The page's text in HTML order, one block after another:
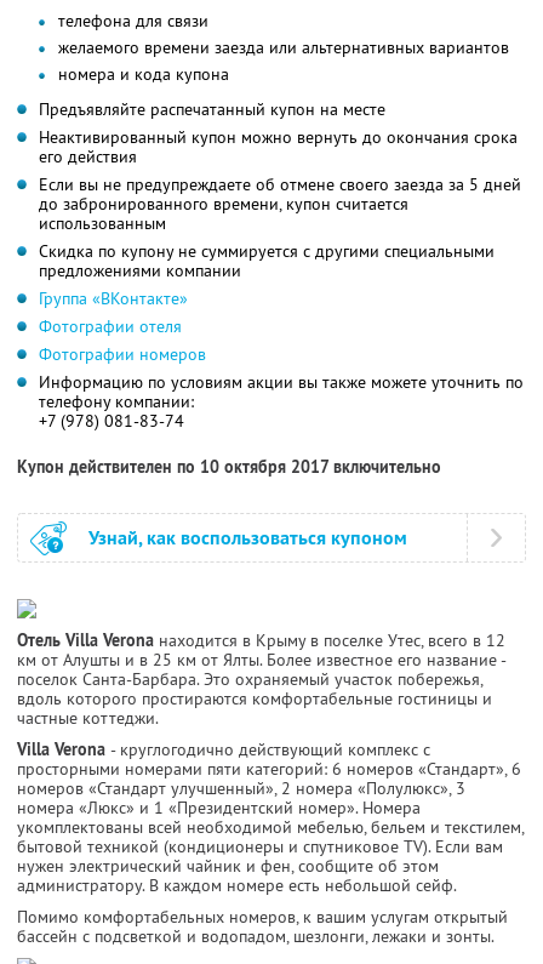
телефона для связи
желаемого времени заезда или альтернативных вариантов
номера и кода купона
Предъявляйте распечатанный купон на месте
Неактивированный купон можно вернуть до окончания срока
его действия
Если вы не предупреждаете об отмене своего заезда за 5 дней
до забронированного времени, купон считается
использованным
Скидка по купону не суммируется с другими специальными
предложениями компании
Группа «ВКонтакте»
Фотографии отеля
Фотографии номеров
Информацию по условиям акции вы также можете уточнить по
телефону компании:
+7 (978) 081-83-74
Купон действителен по 10 октября 2017 включительно
Узнай, как воспользоваться купоном
Отель Villa Verona находится в Крыму в поселке Утес, всего в 12
км от Алушты и в 25 км от Ялты. Более известное его название -
поселок Санта-Барбара. Это охраняемый участок побережья,
вдоль которого простираются комфортабельные гостиницы и
частные коттеджи.
Villa Verona - круглогодично действующий комплекс с
просторными номерами пяти категорий: 6 номеров «Стандарт», 6
номеров «Стандарт улучшенный», 2 номера «Полулюкс», 3
номера «Люкс» и 1 «Президентский номер». Номера
укомплектованы всей необходимой мебелью, бельем и текстилем,
бытовой техникой (кондиционеры и спутниковое TV). Если вам
нужен электрический чайник и фен, сообщите об этом
администратору. В каждом номере есть небольшой сейф.
Помимо комфортабельных номеров, к вашим услугам открытый
бассейн с подсветкой и водопадом, шезлонги, лежаки и зонты.